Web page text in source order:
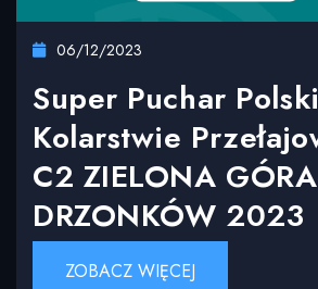
06/12/2023
Super Puchar
Kolarstwie
C2 ZIELONA
DRZONKÓW 2023
ZOBACZ WIĘCEJ